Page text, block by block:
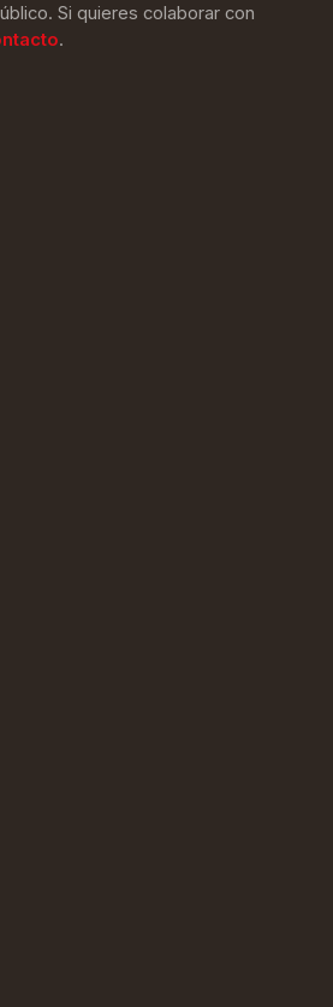
Si quieres colaborar con
.